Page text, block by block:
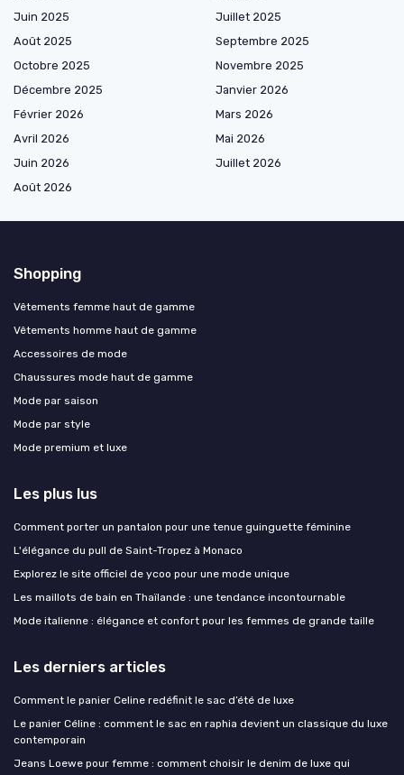
Juin 2025
Juillet 2025
Août 2025
Septembre 2025
Octobre 2025
Novembre 2025
Décembre 2025
Janvier 2026
Février 2026
Mars 2026
Avril 2026
Mai 2026
Juin 2026
Juillet 2026
Août 2026
Shopping
Vêtements femme haut de gamme
Vêtements homme haut de gamme
Accessoires de mode
Chaussures mode haut de gamme
Mode par saison
Mode par style
Mode premium et luxe
Les plus lus
Comment porter un pantalon pour une tenue guinguette féminine
L'élégance du pull de Saint-Tropez à Monaco
Explorez le site officiel de ycoo pour une mode unique
Les maillots de bain en Thaïlande : une tendance incontournable
Mode italienne : élégance et confort pour les femmes de grande taille
Les derniers articles
Comment le panier Celine redéfinit le sac d’été de luxe
Le panier Céline : comment le sac en raphia devient un classique du luxe
contemporain
Jeans Loewe pour femme : comment choisir le denim de luxe qui